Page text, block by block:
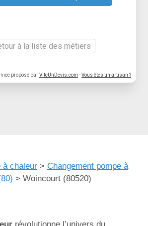
à la liste des métiers
proposé parViteUnDevis.com -Vous êtes un artisan ?
à chaleur > Changement pompe à
> Woincourt (80520)